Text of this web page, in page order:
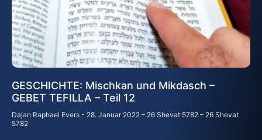
GESCHICHTE: Mischkan und Mikdasch –
GEBET TEFILLA – Teil 12
Dajan Raphael Evers
28. Januar 2022 – 26 Shevat 5782 – 26 Shevat
5782